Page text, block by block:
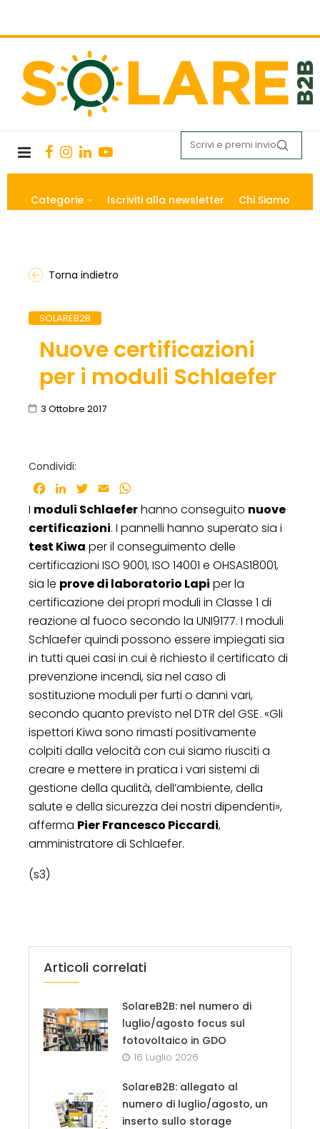
Categorie Iscriviti alla newsletter Chi Siamo
Torna indietro
SOLAREB2B
Nuove certificazioni
per i moduli Schlaefer
3 Ottobre 2017
Condividi:
Facebook
LinkedInTwitter
Email
I moduli Schlaeferhanno conseguito nuove
certificazioni. I pannelli hanno superato sia i
test Kiwa per il conseguimento delle
certificazioni ISO 9001, ISO 14001 e OHSAS18001,
sia le prove di laboratorio Lapi per la
certificazione dei propri moduli in Classe 1 di
reazione al fuoco secondo la UNI9177. I moduli
Schlaefer quindi possono essere impiegati sia
in tutti quei casi in cui è richiesto il certificato di
prevenzione incendi, sia nel caso di
sostituzione moduli per furti o danni vari,
secondo quanto previsto nel DTR del GSE. «Gli
ispettori Kiwa sono rimasti positivamente
colpiti dalla velocità con cui siamo riusciti a
creare e mettere in pratica i vari sistemi di
gestione della qualità, dell’ambiente, della
salute e della sicurezza dei nostri dipendenti»,
afferma Pier Francesco Piccardi,
amministratore di Schlaefer.
(s3)
Articoli correlati
SolareB2B: nel numero di
luglio/agosto focus sul
fotovoltaico in GDO
16 Luglio 2026
SolareB2B: allegato al
numero di luglio/agosto, un
inserto sullo storage